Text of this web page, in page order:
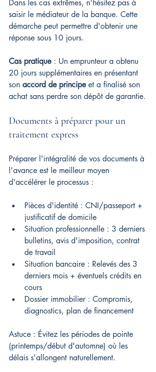
Dans les cas extrêmes, n'hésitez pas à
saisir le médiateur de la banque. Cette
démarche peut permettre d'obtenir une
réponse sous 10 jours.
Cas pratique : Un emprunteur a obtenu
20 jours supplémentaires en présentant
son accord de principe et a finalisé son
achat sans perdre son dépôt de garantie.
Documents à préparer pour un
traitement express
Préparer l'intégralité de vos documents à
l'avance est le meilleur moyen
d'accélérer le processus :
Pièces d'identité : CNI/passeport +
justificatif de domicile
Situation professionnelle : 3 derniers
bulletins, avis d'imposition, contrat
de travail
Situation bancaire : Relevés des 3
derniers mois + éventuels crédits en
cours
Dossier immobilier : Compromis,
diagnostics, plan de financement
Astuce : Évitez les périodes de pointe
(printemps/début d'automne) où les
délais s'allongent naturellement.